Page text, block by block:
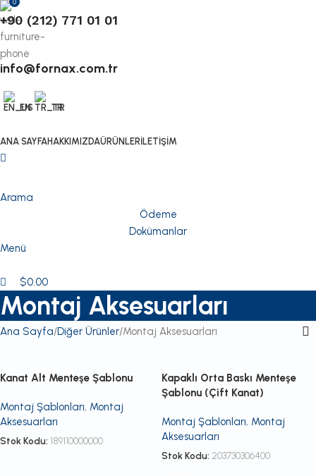
+90 (212) 771 01 01
info@fornax.com.tr
EN TR
ANA SAYFAHAKKIMIZDAÜRÜNLERİLETIŞIM
Arama
Ödeme
Dokümanlar
Menü
0
$0.00
Montaj Aksesuarları
Ana Sayfa Diğer Ürünler Montaj Aksesuarları
Kanat Alt Menteşe Şablonu
Montaj Şablonları, Montaj
Aksesuarları
Stok Kodu: 189110000000
Kapaklı Orta Baskı Menteşe
Şablonu (Çift Kanat)
Montaj Şablonları, Montaj
Aksesuarları
Stok Kodu: 203730306400